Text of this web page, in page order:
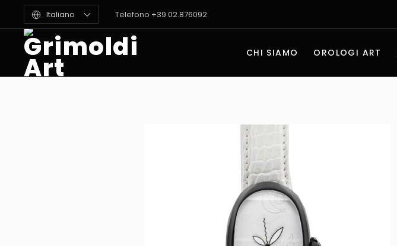
Italiano Telefono +39 02.876092
CHI SIAMO OROLOGI ART